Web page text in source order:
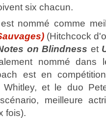
six chacun.
est nommé comme
(Hitchcock
on Blindness et
nommé dans
est en
Whitley, et le duo
meilleure
fois).